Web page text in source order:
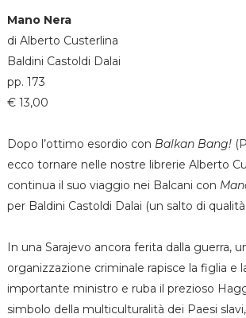
Mano Nera
di Alberto Custerlina
Baldini Castoldi Dalai
pp. 173
€ 13,00
Dopo l’ottimo esordio con Balkan Bang!
ecco tornare nelle nostre librerie Alberto
continua il suo viaggio nei Balcani con
per Baldini Castoldi Dalai (un salto di
In una Sarajevo ancora ferita dalla guerra,
organizzazione criminale rapisce la figlia e
importante ministro e ruba il prezioso
simbolo della multiculturalità dei Paesi